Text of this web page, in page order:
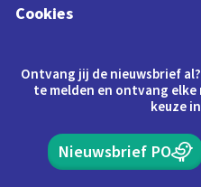
Cookies
Ontvang jij de nieuwsbrief
te melden en ontvang
keuze
Nieuwsbrief PO